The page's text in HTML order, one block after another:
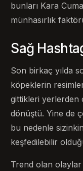
bunları Kara
münhasırlık
Sağ
Son birkaç yılda
köpeklerin
gittikleri yerlerden
dönüştü. Yine de
bu nedenle
keşfedilebilir
Trend olan olaylar